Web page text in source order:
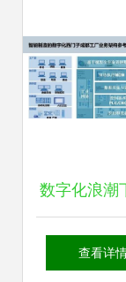
创新实
数字化浪潮
合创新 智能
查看详